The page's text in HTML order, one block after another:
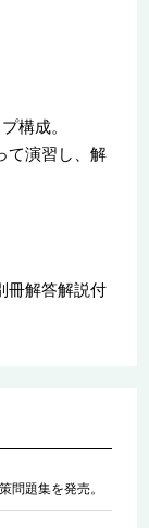
構成。
て演習し、解
冊解答解説付
題集を発売。